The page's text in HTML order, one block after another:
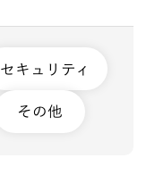
セキュリティ
その他